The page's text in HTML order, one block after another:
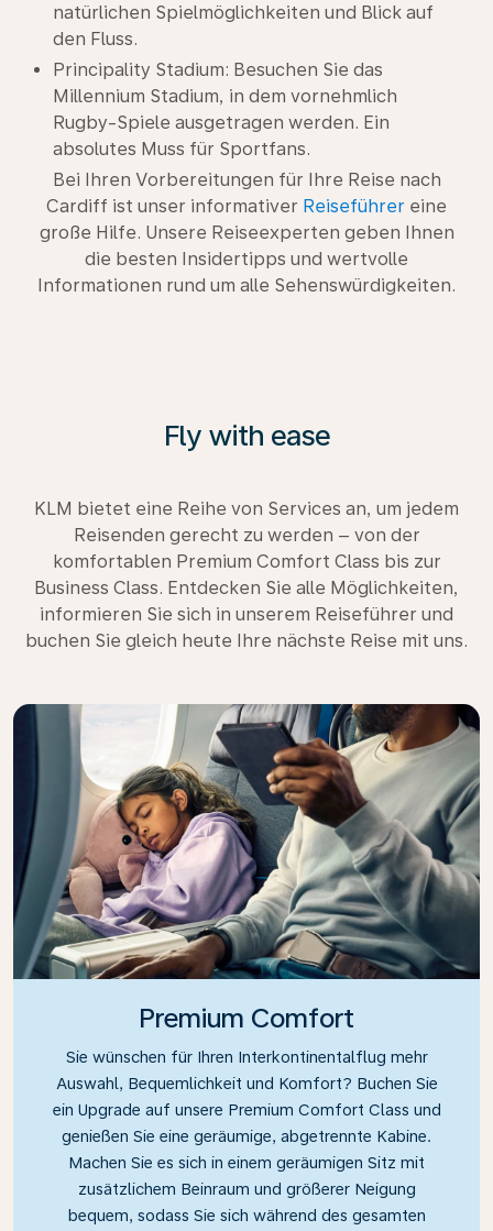
natürlichen Spielmöglichkeiten und Blick auf
den Fluss.
Principality Stadium: Besuchen Sie das
Millennium Stadium, in dem vornehmlich
Rugby-Spiele ausgetragen werden. Ein
absolutes Muss für Sportfans.
Bei Ihren Vorbereitungen für Ihre Reise nach
Cardiff ist unser informativer Reiseführer eine
große Hilfe. Unsere Reiseexperten geben Ihnen
die besten Insidertipps und wertvolle
Informationen rund um alle Sehenswürdigkeiten.
Fly with ease
KLM bietet eine Reihe von Services an, um jedem
Reisenden gerecht zu werden – von der
komfortablen Premium Comfort Class bis zur
Business Class. Entdecken Sie alle Möglichkeiten,
informieren Sie sich in unserem Reiseführer und
buchen Sie gleich heute Ihre nächste Reise mit uns.
Premium Comfort
Sie wünschen für Ihren Interkontinentalflug mehr
Auswahl, Bequemlichkeit und Komfort? Buchen Sie
ein Upgrade auf unsere Premium Comfort Class und
genießen Sie eine geräumige, abgetrennte Kabine.
Machen Sie es sich in einem geräumigen Sitz mit
zusätzlichem Beinraum und größerer Neigung
bequem, sodass Sie sich während des gesamten